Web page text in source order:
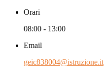
Orari
08:00 - 13:00
Email
geic838004@istruzione.it